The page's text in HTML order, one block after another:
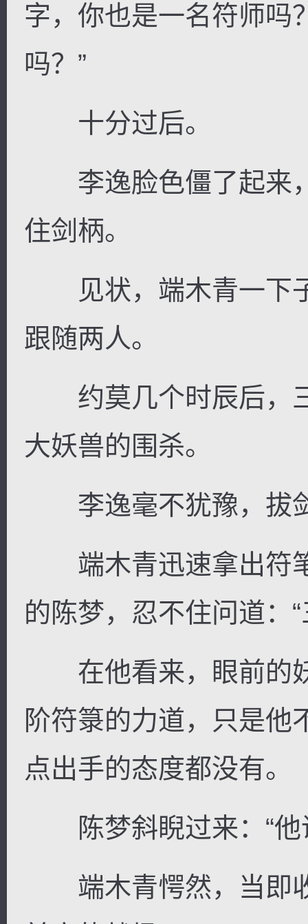
字，你也是一名符师吗
吗？”
十分过后。
李逸脸色僵了起来
住剑柄。
见状，端木青一下
跟随两人。
约莫几个时辰后，
大妖兽的围杀。
李逸毫不犹豫，拔
端木青迅速拿出符
的陈梦，忍不住问道：
在他看来，眼前的
阶符箓的力道，只是他
点出手的态度都没有。
陈梦斜睨过来：“他
端木青愕然，当即